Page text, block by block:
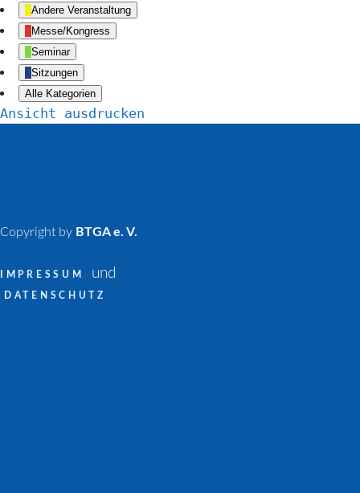
Andere Veranstaltung
Messe/Kongress
Seminar
Sitzungen
Alle Kategorien
Ansicht ausdrucken
Copyright by BTGA e. V.
IMPRESSUM und
DATENSCHUTZ